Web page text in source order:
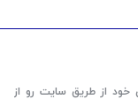
از طریق سایت رو از